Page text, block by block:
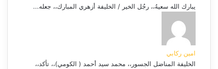
يبارك الله سعيهُ،، رجُل الخير / الخليفة أزهري المبارك،، جعله...
امين ركابي
الخليفة المناضل الجسور،، محمد سيد أحمد ( الكومي)،، تأكد،،